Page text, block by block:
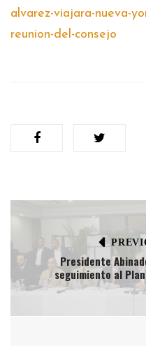
alvarez-viajara-nueva-
reunion-del-consejo
Presidente
seguimiento al